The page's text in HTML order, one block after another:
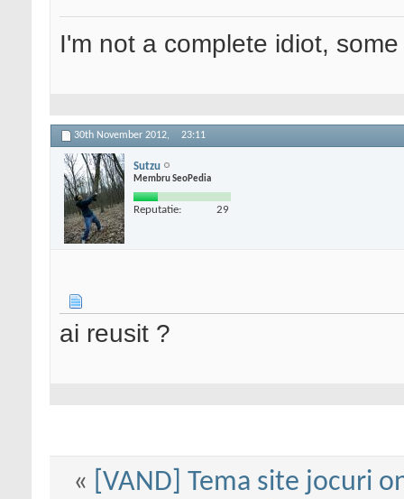
I'm not a complete idiot,
30th November 2012, 23:11
Sutzu
Membru SeoPedia
Reputatie: 29
ai reusit ?
«
[VAND] Tema site jocuri